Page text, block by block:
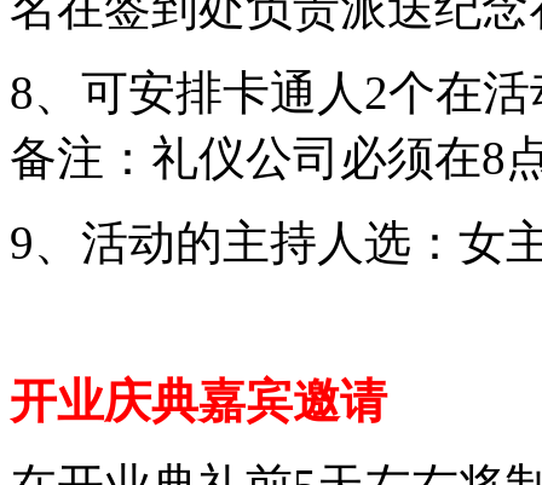
8、可安排卡通人2个在
备注：礼仪公司必须在8
9、活动的主持人选：女
开业庆典嘉宾邀请